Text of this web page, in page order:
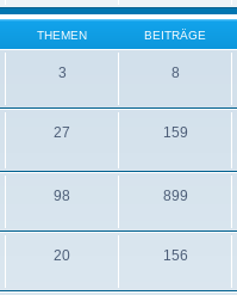
THEMEN BEITRÄGE
3 8
27 159
98 899
20 156